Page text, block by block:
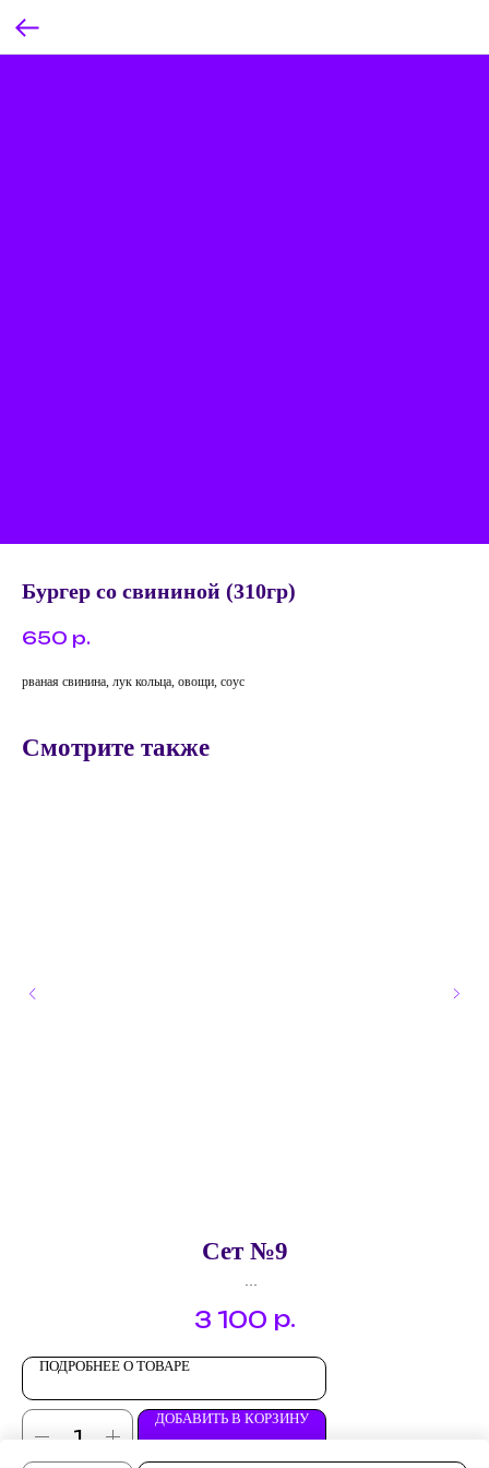
Бургер со свининой (310гр)
650 р.
рваная свинина, лук кольца, овощи, соус
Смотрите также
Сет №9
Брускетта "Креветка и авокадо"
Брускетта "Сыр дорблю с карамелизованной грушей"
3 100 р.
ПОДРОБНЕЕ О ТОВАРЕ
ДОБАВИТЬ В КОРЗИНУ